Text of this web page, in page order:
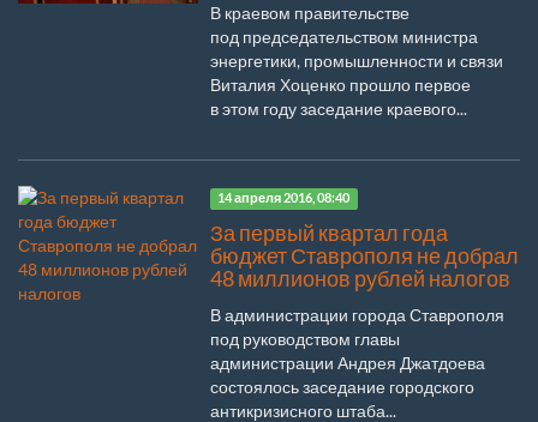
В краевом правительстве
под председательством министра
энергетики, промышленности и связи
Виталия Хоценко прошло первое
в этом году заседание краевого...
14 апреля 2016, 08:40
За первый квартал года
бюджет Ставрополя не добрал
48 миллионов рублей налогов
В администрации города Ставрополя
под руководством главы
администрации Андрея Джатдоева
состоялось заседание городского
антикризисного штаба...